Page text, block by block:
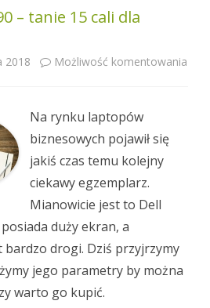
– tanie 15 cali dla
2018 Możliwość komentowania
Na rynku laptopów
biznesowych pojawił się
jakiś czas temu kolejny
ciekawy egzemplarz.
Mianowicie jest to Dell
duży ekran, a
bardzo drogi. Dziś przyjrzymy
jego parametry by można
warto go kupić.